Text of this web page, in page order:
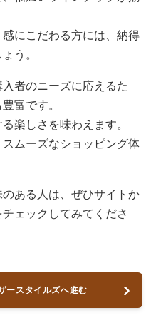
にこだわる方には、納得
う。
者のニーズに応えるた
富です。
楽しさを味わえます。
ムーズなショッピング体
ある人は、ぜひサイトか
ェックしてみてくださ
ースタイルズへ進む